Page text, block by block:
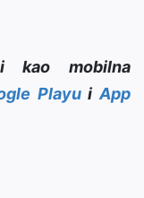
kao mobilna
PlayuiApp